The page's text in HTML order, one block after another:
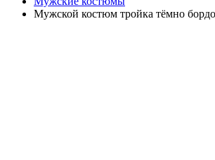
Мужской костюм тройка тёмно